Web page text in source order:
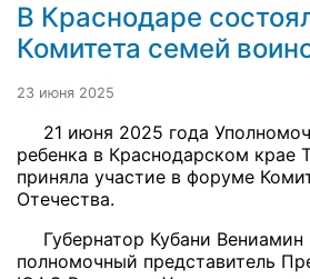
В Краснодаре
Комитета семей
23 июня 2025
21 июня 2025 года
ребенка в Краснодарском крае
приняла участие в форуме
Отечества.
Губернатор Кубани Вениамин
полномочный представитель